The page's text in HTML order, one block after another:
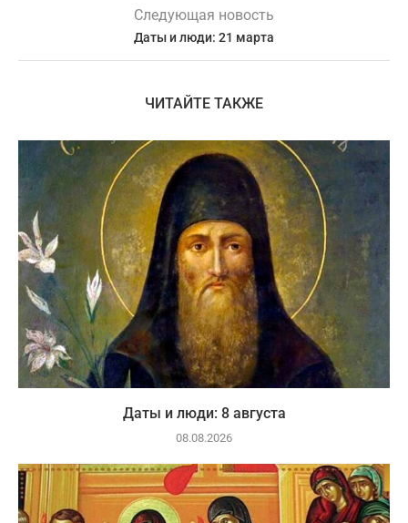
Следующая новость
Даты и люди: 21 марта
ЧИТАЙТЕ ТАКЖЕ
Даты и люди: 8 августа
08.08.2026